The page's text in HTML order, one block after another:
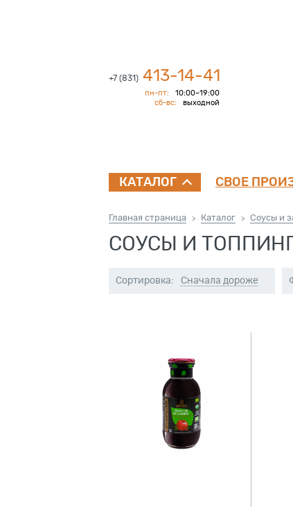
пн-пт: 10:00–19:00
сб-вс: выходной
+7 (831) 413-14-41
КАТАЛОГ СВОЕ
Главная страница > Каталог > Соусы и
СОУСЫ И
Сортировка: Cначала дороже